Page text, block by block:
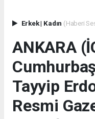
Erkek| Kadın (Haberi
ANKARA
Tayyip
Resmi